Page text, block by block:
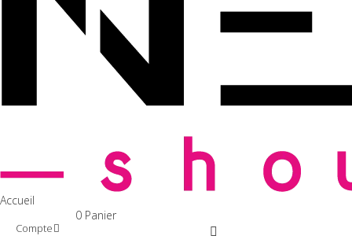
Accueil
Compte
0 Panier